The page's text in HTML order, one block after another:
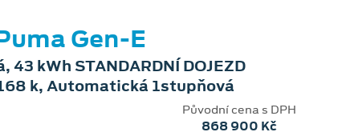
Gen-E
43 kWh STANDARDNÍ DOJEZD
k, Automatická 1stupňová
Původní cena s DPH
868 900 Kč